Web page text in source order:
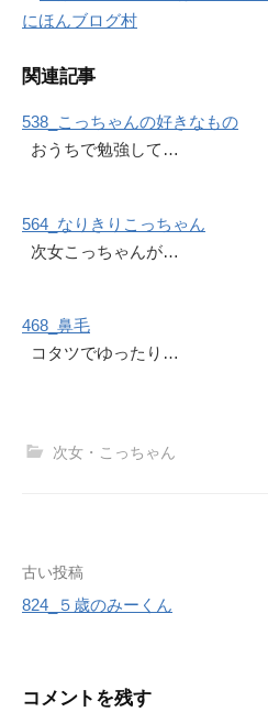
にほんブログ村
関連記事
538_こっちゃんの好きなもの
おうちで勉強して…
564_なりきりこっちゃん
次女こっちゃんが…
468_鼻毛
コタツでゆったり…
次女・こっちゃん
古い投稿
824_５歳のみーくん
コメントを残す